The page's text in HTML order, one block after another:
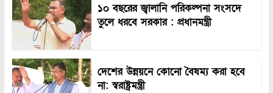
১০ বছরের জ্বালানি পরিকল্পনা সংসদে
তুলে ধরবে সরকার : প্রধানমন্ত্রী
দেশের উন্নয়নে কোনো বৈষম্য করা হবে
না: স্বরাষ্ট্রমন্ত্রী